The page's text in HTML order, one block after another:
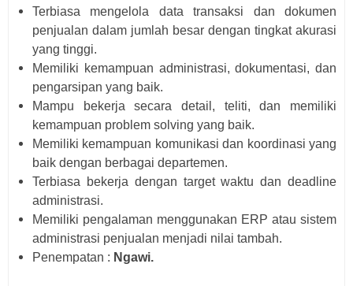
Terbiasa mengelola data transaksi dan dokumen
penjualan dalam jumlah besar dengan tingkat akurasi
yang tinggi.
Memiliki kemampuan administrasi, dokumentasi, dan
pengarsipan yang baik.
Mampu bekerja secara detail, teliti, dan memiliki
kemampuan problem solving yang baik.
Memiliki kemampuan komunikasi dan koordinasi yang
baik dengan berbagai departemen.
Terbiasa bekerja dengan target waktu dan deadline
administrasi.
Memiliki pengalaman menggunakan ERP atau sistem
administrasi penjualan menjadi nilai tambah.
Penempatan : Ngawi.